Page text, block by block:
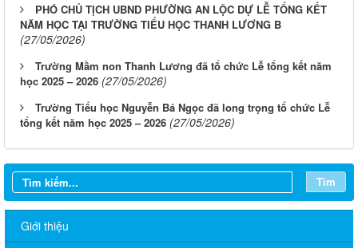
PHÓ CHỦ TỊCH UBND PHƯỜNG AN LỘC DỰ LỄ TỔNG KẾT
NĂM HỌC TẠI TRƯỜNG TIỂU HỌC THANH LƯƠNG B
(27/05/2026)
Trường Mầm non Thanh Lương đã tổ chức Lễ tổng kết năm
học 2025 – 2026 (27/05/2026)
Trường Tiểu học Nguyễn Bá Ngọc đã long trọng tổ chức Lễ
tổng kết năm học 2025 – 2026 (27/05/2026)
Tìm
Giới thiệu